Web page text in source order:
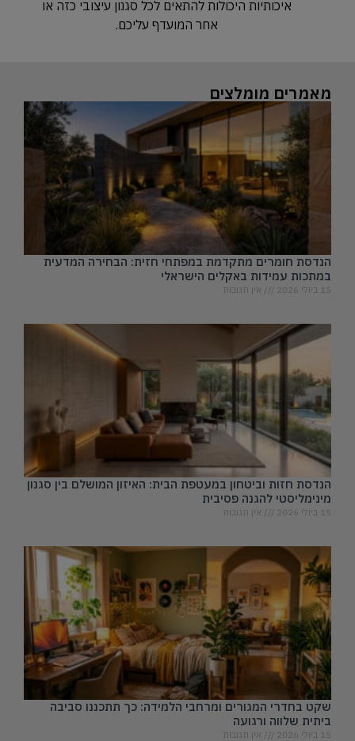
איכותיות היכולות להתאים לכל סגנון עיצובי כזה או
אחר המועדף עליכם.
מאמרים מומלצים
הנדסת חומרים מתקדמת במפתחי חזית: הבחירה המדעית
במתכות עמידות באקלים הישראלי
15 ביולי 2026 אין תגובות
הנדסת חזות וביטחון במעטפת הבית: האיזון המושלם בין סגנון
מינימליסטי להגנה פסיבית
15 ביולי 2026 אין תגובות
שקט בחדרי המגורים ומרחבי הלמידה: כך תתכננו סביבה
ביתית שלווה ורגועה
15 ביולי 2026 אין תגובות